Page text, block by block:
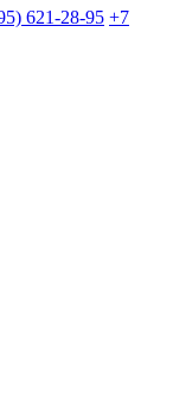
621-28-95 +7